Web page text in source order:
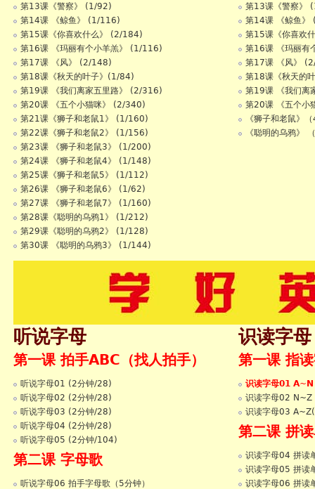
第13课《警察》 (1/92)
第14课 《鲸鱼》 (1/116)
第15课《你喜欢什么》 (2/184)
第16课 《玛丽有个小羊羔》 (1/116)
第17课 《风》 (2/148)
第18课《秋天的叶子》(1/84)
第19课 《我们离家五里路》 (2/316)
第20课 《五个小猫咪》 (2/340)
第21课《狮子和老鼠1》 (1/160)
第22课《狮子和老鼠2》 (1/156)
第23课 《狮子和老鼠3》 (1/200)
第24课 《狮子和老鼠4》 (1/148)
第25课《狮子和老鼠5》 (1/112)
第26课 《狮子和老鼠6》 (1/62)
第27课 《狮子和老鼠7》 (1/160)
第28课《聪明的乌鸦1》 (1/212)
第29课《聪明的乌鸦2》 (1/128)
第30课 《聪明的乌鸦3》 (1/144)
第13课《警察》
第14课 《鲸鱼
第15课《你喜欢
第16课 《玛丽有
第17课 《风》
第18课《秋天的
第19课 《我们离
第20课 《五个
《狮子和老鼠》
《聪明的乌鸦》
听说字母
第一课 拍手ABC（找人拍手）
听说字母01 (2分钟/28)
听说字母02 (2分钟/28)
听说字母03 (2分钟/28)
听说字母04 (2分钟/28)
听说字母05 (2分钟/104)
第二课 字母歌
听说字母06 拍手字母歌（5分钟）
识读字母
第一课 指
识读字母01 A~N
识读字母02 N~Z
识读字母03
第二课 拼
识读字母04 拼读
识读字母05 拼读
识读字母06 拼读